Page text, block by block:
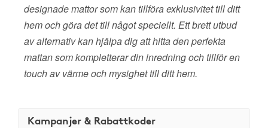
designade mattor som kan tillföra exklusivitet till ditt
hem och göra det till något speciellt. Ett brett utbud
av alternativ kan hjälpa dig att hitta den perfekta
mattan som kompletterar din inredning och tillför en
touch av värme och mysighet till ditt hem.
Kampanjer & Rabattkoder